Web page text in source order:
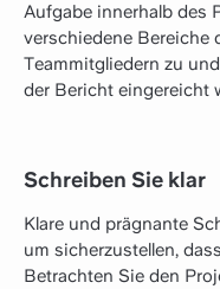
Aufgabe innerhalb des
verschiedene Bereiche
Teammitgliedern zu
der Bericht eingereicht
Schreiben Sie klar
Klare und prägnante
um sicherzustellen,
Betrachten Sie den